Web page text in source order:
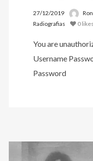
27/12/2019
Radiografias
0 likes
You are
Username
Password